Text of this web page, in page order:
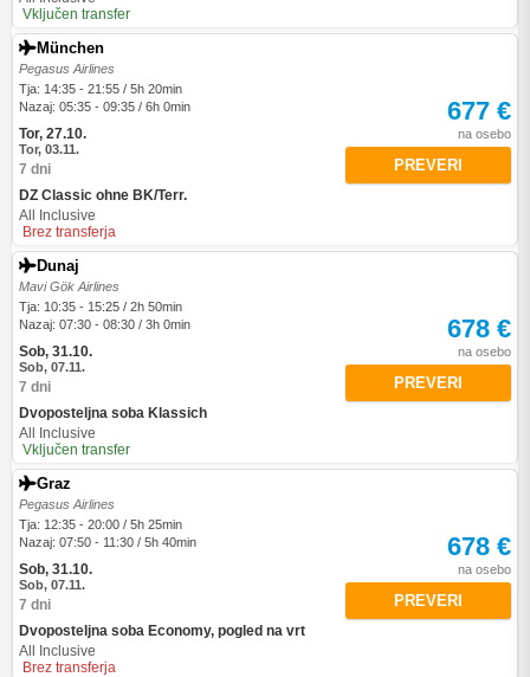
Vključen transfer
München
Pegasus Airlines
Tja: 14:35 - 21:55 / 5h 20min
Nazaj: 05:35 - 09:35 / 6h 0min
Tor, 27.10.
Tor, 03.11.
7 dni
DZ Classic ohne BK/Terr.
All Inclusive
Brez transferja
677 €
na osebo
PREVERI
Dunaj
Mavi Gök Airlines
Tja: 10:35 - 15:25 / 2h 50min
Nazaj: 07:30 - 08:30 / 3h 0min
Sob, 31.10.
Sob, 07.11.
7 dni
Dvoposteljna soba Klassich
All Inclusive
Vključen transfer
678 €
na osebo
PREVERI
Graz
Pegasus Airlines
Tja: 12:35 - 20:00 / 5h 25min
Nazaj: 07:50 - 11:30 / 5h 40min
Sob, 31.10.
Sob, 07.11.
7 dni
Dvoposteljna soba Economy, pogled na vrt
All Inclusive
Brez transferja
678 €
na osebo
PREVERI